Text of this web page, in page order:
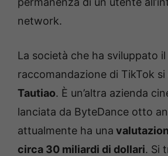
network.
La società che ha sviluppato
raccomandazione di TikTok si
Tautiao. È un’altra azienda
lanciata da ByteDance otto
attualmente ha una
circa 30 miliardi di dollari. Si